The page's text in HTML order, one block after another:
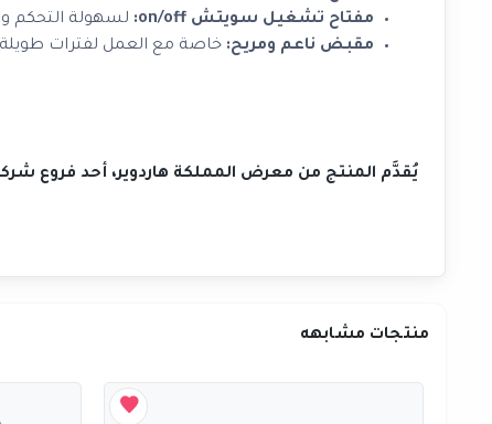
مفتاح تشغيل سويتش on/off:
لسهولة التحكم
مقبض ناعم ومريح: خاصة مع العمل لفترات
يُقدَّم المنتج من معرض المملكة هاردوير، أحد فروع
منتجات مشابهه